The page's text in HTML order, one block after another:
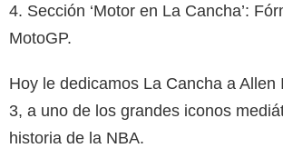
4. Sección ‘Motor en La Cancha’:
MotoGP.
Hoy le dedicamos La Cancha a Allen
3, a uno de los grandes iconos
historia de la NBA.